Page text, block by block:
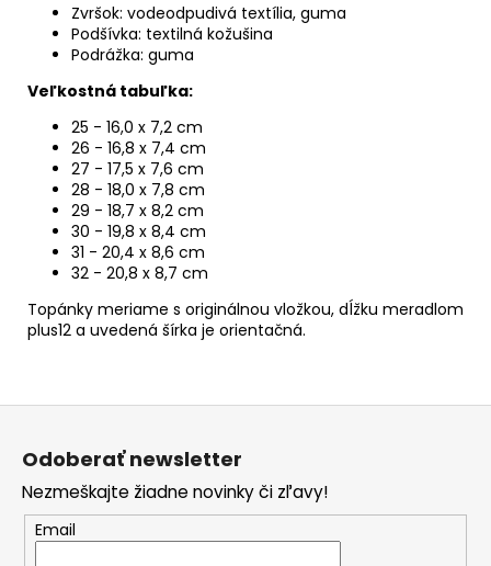
Zvršok: vodeodpudivá textília, guma
Podšívka: textilná kožušina
Podrážka: guma
Veľkostná tabuľka:
25 - 16,0 x 7,2 cm
26 - 16,8 x 7,4 cm
27 - 17,5 x 7,6 cm
28 - 18,0 x 7,8 cm
29 - 18,7 x 8,2 cm
30 - 19,8 x 8,4 cm
31 - 20,4 x 8,6 cm
32 - 20,8 x 8,7 cm
Topánky meriame s originálnou vložkou, dĺžku meradlom
plus12 a uvedená šírka je orientačná.
Z
Odoberať newsletter
Nezmeškajte žiadne novinky či zľavy!
Email